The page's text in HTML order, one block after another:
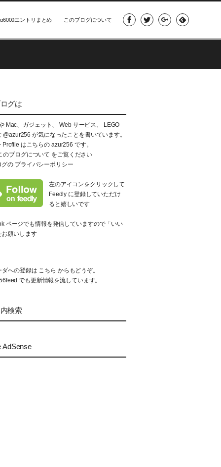
α6000エントリまとめ このブログについて
グは
Mac、ガジェット、 Web サービス、 LEGO
@azur256 が気になったことを書いています。
Profile はこちらの azur256 です。
のブログについて をご覧ください
グの プライバシーポリシー
左のアイコンをクリックして
Feedly に登録していただけ
ると嬉しいです
ページでも情報を発信していますので「いい
お願いします
ダへの登録は こちら からもどうぞ。
でも更新情報を流しています。
検索
AdSense